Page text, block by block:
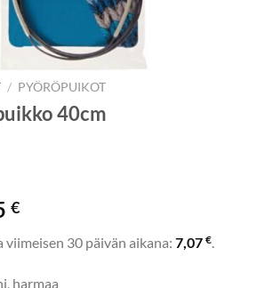
/ PYÖRÖPUIKOT
40cm
€Hintaluokka:
-
30 päivän aikana: 7,07 €.
harmaa